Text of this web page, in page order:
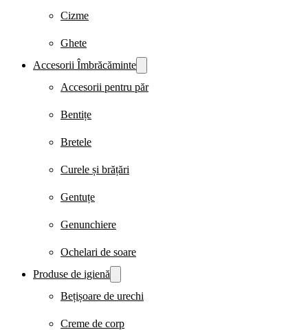
Cizme
Ghete
Accesorii Îmbrăcăminte
Accesorii pentru păr
Bentițe
Bretele
Curele și brățări
Gentuțe
Genunchiere
Ochelari de soare
Produse de igienă
Bețișoare de urechi
Creme de corp